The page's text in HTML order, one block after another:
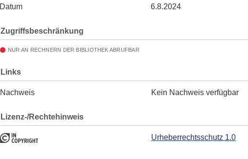
Datum
6.8.2024
Zugriffsbeschränkung
NUR AN RECHNERN DER BIBLIOTHEK ABRUFBAR
Links
Nachweis Kein Nachweis verfügbar
Lizenz-/Rechtehinweis
Urheberrechtsschutz 1.0